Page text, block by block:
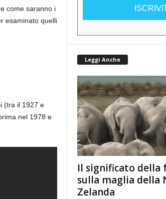
come saranno i
esaminato quelli
(tra il 1927 e
nel 1978 e
Leggi Anche
Il significato della
sulla maglia della
Zelanda